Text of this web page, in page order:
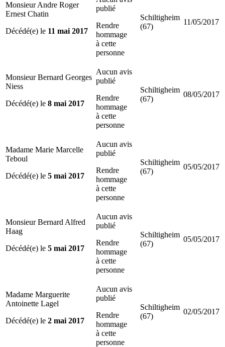
Monsieur Andre Roger
Ernest Chatin
Décédé(e) le 11 mai 2017
publié
Rendre
hommage
à cette
personne
Schiltigheim
(67)
11/05/2017
Monsieur Bernard Georges
Niess
Décédé(e) le 8 mai 2017
Aucun avis
publié
Rendre
hommage
à cette
personne
Schiltigheim
(67)
08/05/2017
Madame Marie Marcelle
Teboul
Décédé(e) le 5 mai 2017
Aucun avis
publié
Rendre
hommage
à cette
personne
Schiltigheim
(67)
05/05/2017
Monsieur Bernard Alfred
Haag
Décédé(e) le 5 mai 2017
Aucun avis
publié
Rendre
hommage
à cette
personne
Schiltigheim
(67)
05/05/2017
Madame Marguerite
Antoinette Lagel
Décédé(e) le 2 mai 2017
Aucun avis
publié
Rendre
hommage
à cette
personne
Schiltigheim
(67)
02/05/2017